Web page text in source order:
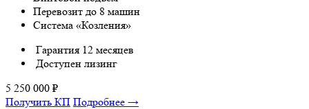
Перевозит до 8 машин
Система «Козления»
Гарантия 12 месяцев
Доступен лизинг
5 250 000 ₽
Получить КП Подробнее →